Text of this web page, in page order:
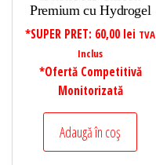
Premium cu Hydrogel
*SUPER PRET: 60,00 lei TVA
Inclus
*Ofertă Competitivă
Monitorizată
Adaugă în coș